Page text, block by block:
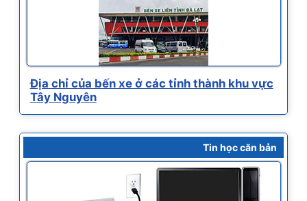
Địa chỉ của bến xe ở các tỉnh thành khu vực
Tây Nguyên
Tin học căn bản